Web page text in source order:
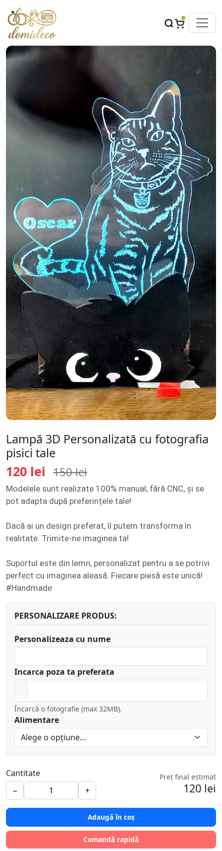
Lampă 3D Personalizată cu fotografia
pisici tale
120 lei 150 lei
Modelele sunt realizate 100% manual, fără CNC, și se
pot adapta după preferințele tale!
Dacă ai un design preferat, îl putem transforma în
realitate. Trimite-ne imaginea ta!
Suportul este din lemn, personalizat pentru a se potrivi
perfect cu imaginea aleasă. Fiecare piesă este unică!
#Handmade
PERSONALIZARE PRODUS:
Personalizeaza cu nume
Incarca poza ta preferata
Încarcă o fotografie (max 32MB).
Alimentare
Cantitate
−
+
Preț final estimat
120 lei
Adaugă în coș
Comandă rapidă